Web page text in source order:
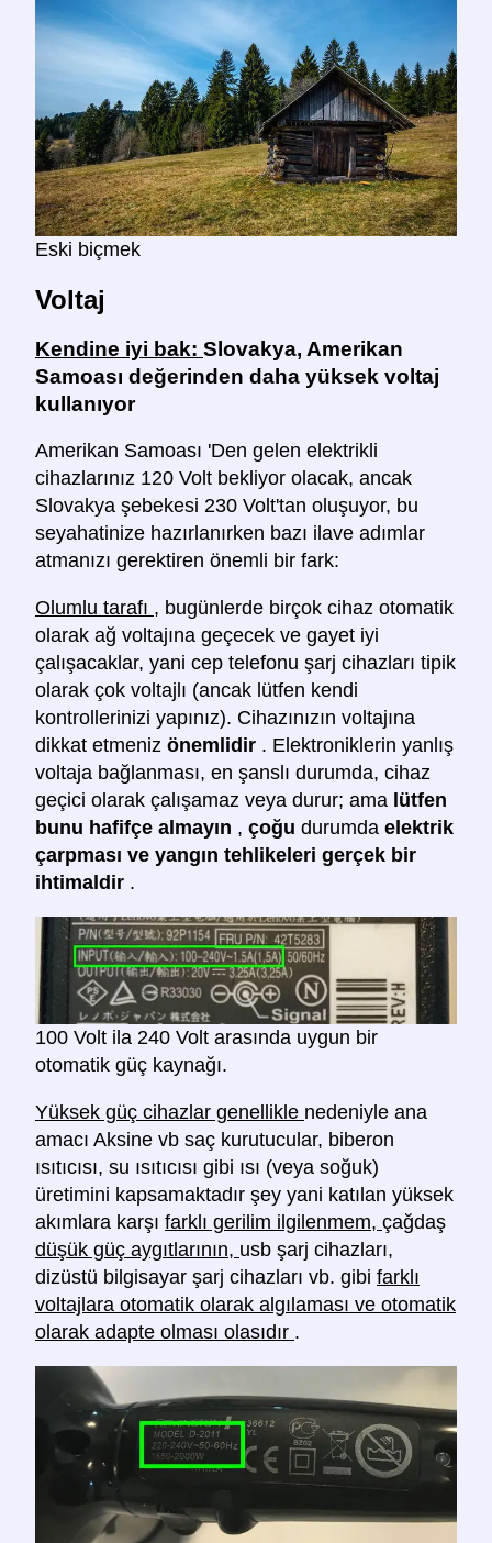
Eski biçmek
Voltaj
Kendine iyi bak: Slovakya, Amerikan
Samoası değerinden daha yüksek voltaj
kullanıyor
Amerikan Samoası 'Den gelen elektrikli
cihazlarınız 120 Volt bekliyor olacak, ancak
Slovakya şebekesi 230 Volt'tan oluşuyor, bu
seyahatinize hazırlanırken bazı ilave adımlar
atmanızı gerektiren önemli bir fark:
Olumlu tarafı , bugünlerde birçok cihaz otomatik
olarak ağ voltajına geçecek ve gayet iyi
çalışacaklar, yani cep telefonu şarj cihazları tipik
olarak çok voltajlı (ancak lütfen kendi
kontrollerinizi yapınız). Cihazınızın voltajına
dikkat etmeniz önemlidir . Elektroniklerin yanlış
voltaja bağlanması, en şanslı durumda, cihaz
geçici olarak çalışamaz veya durur; ama lütfen
bunu hafifçe almayın , çoğu durumda elektrik
çarpması ve yangın tehlikeleri gerçek bir
ihtimaldir .
100 Volt ila 240 Volt arasında uygun bir
otomatik güç kaynağı.
Yüksek güç cihazlar genellikle nedeniyle ana
amacı Aksine vb saç kurutucular, biberon
ısıtıcısı, su ısıtıcısı gibi ısı (veya soğuk)
üretimini kapsamaktadır şey yani katılan yüksek
akımlara karşı farklı gerilim ilgilenmem, çağdaş
düşük güç aygıtlarının, usb şarj cihazları,
dizüstü bilgisayar şarj cihazları vb. gibi farklı
voltajlara otomatik olarak algılaması ve otomatik
olarak adapte olması olasıdır .